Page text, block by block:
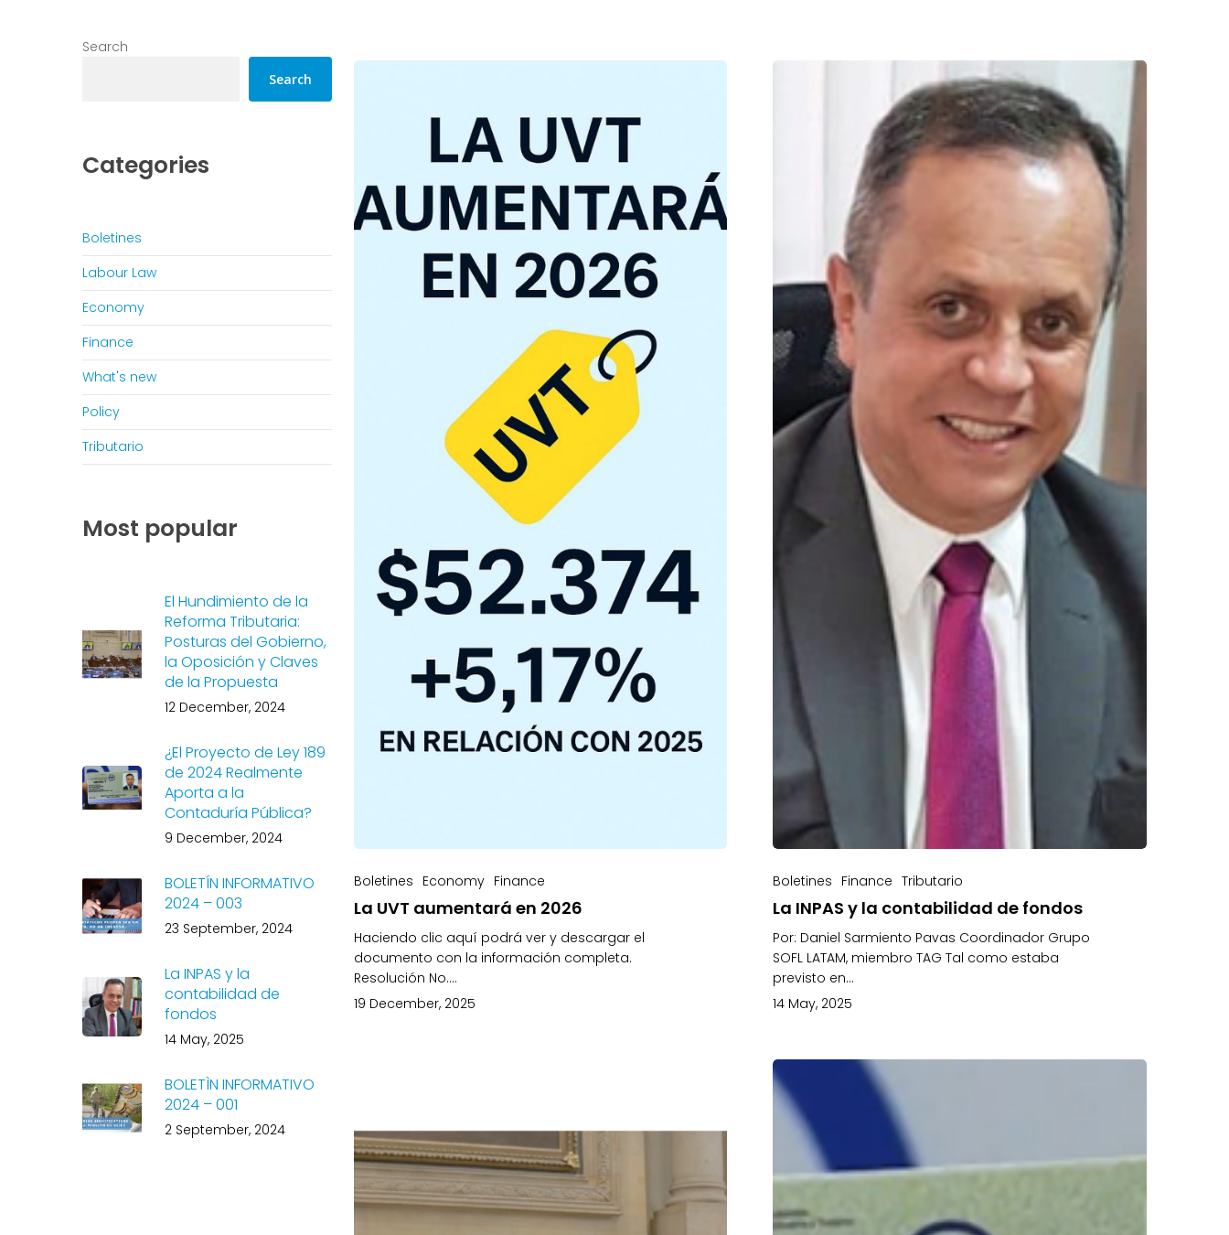
Search
Search
Categories
Boletines
Labour Law
Economy
Finance
What's new
Policy
Tributario
Most popular
El Hundimiento de la
Reforma Tributaria:
Posturas del Gobierno,
la Oposición y Claves
de la Propuesta
12 December, 2024
¿El Proyecto de Ley 189
de 2024 Realmente
Aporta a la
Contaduría Pública?
9 December, 2024
BOLETÍN INFORMATIVO
2024 – 003
23 September, 2024
La INPAS y la
contabilidad de
fondos
14 May, 2025
BOLETÌN INFORMATIVO
2024 – 001
2 September, 2024
Boletines Economy Finance
La UVT aumentará en 2026
Haciendo clic aquí podrá ver y descargar el
documento con la información completa.
Resolución No.…
19 December, 2025
Boletines Finance Tributario
La INPAS y la contabilidad de fondos
Por: Daniel Sarmiento Pavas Coordinador Grupo
SOFL LATAM, miembro TAG Tal como estaba
previsto en…
14 May, 2025